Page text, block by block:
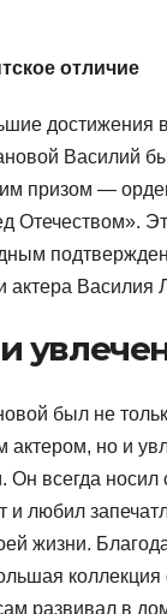
отличие
достижения
Василий
призом —
Отечеством».
актера Василия
был не
актером, но и
всегда носил
и любил
жизни.
развивал в